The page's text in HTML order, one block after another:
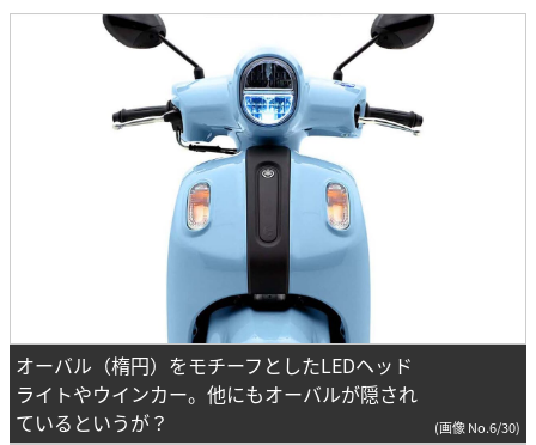
オーバル（楕円）をモチーフとしたLEDヘッド
ライトやウインカー。他にもオーバルが隠され
ているというが？
(画像 No.6/30)